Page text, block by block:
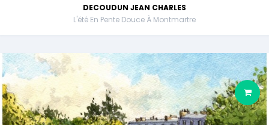
DECOUDUN JEAN CHARLES
L'été En Pente Douce À Montmartre